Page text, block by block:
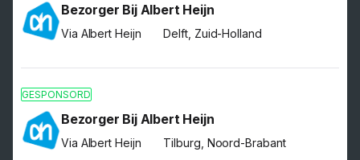
Bezorger Bij Albert Heijn
Via Albert Heijn Delft, Zuid-Holland
GESPONSORD
Bezorger Bij Albert Heijn
Via Albert Heijn Tilburg, Noord-Brabant